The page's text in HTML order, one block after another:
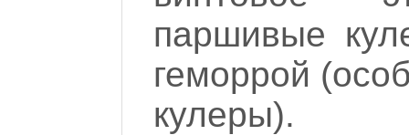
паршивые
геморрой
кулеры).